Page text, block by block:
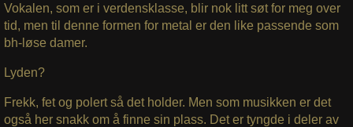
Vokalen, som er i verdensklasse, blir nok litt søt for meg over
tid, men til denne formen for metal er den like passende som
bh-løse damer.
Lyden?
Frekk, fet og polert så det holder. Men som musikken er det
også her snakk om å finne sin plass. Det er tyngde i deler av